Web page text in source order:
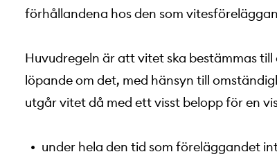
förhållandena hos den som
Huvudregeln är att vitet ska bestämmas
löpande om det, med hänsyn till
utgår vitet då med ett visst belopp för en
under hela den tid som föreläggandet